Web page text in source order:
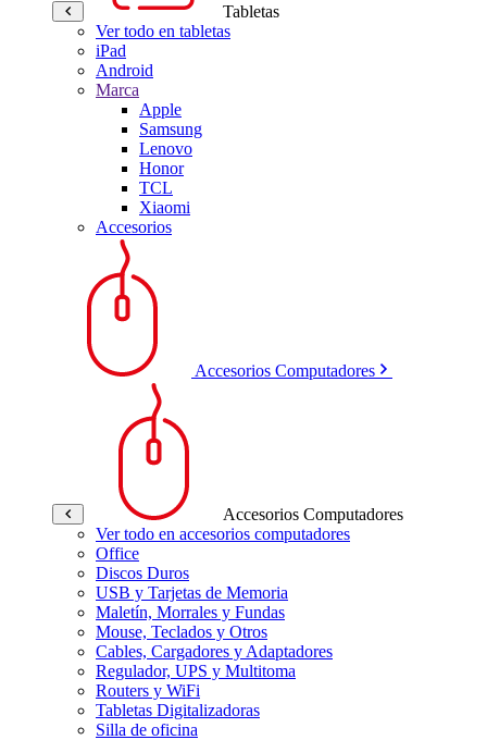
Tabletas
Ver todo en tabletas
iPad
Android
Marca
Apple
Samsung
Lenovo
Honor
TCL
Xiaomi
Accesorios
Accesorios Computadores
Accesorios Computadores
Ver todo en accesorios computadores
Office
Discos Duros
USB y Tarjetas de Memoria
Maletín, Morrales y Fundas
Mouse, Teclados y Otros
Cables, Cargadores y Adaptadores
Regulador, UPS y Multitoma
Routers y WiFi
Tabletas Digitalizadoras
Silla de oficina